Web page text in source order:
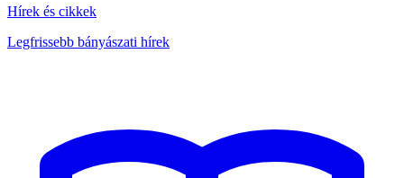
Hírek és cikkek
Legfrissebb bányászati hírek